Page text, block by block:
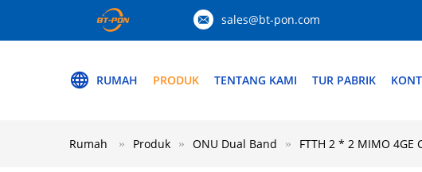
sales@bt-pon.com
RUMAH PRODUK TENTANG KAMI TUR PABRIK
Rumah Produk ONU Dual Band FTTH 2 * 2 MIMO 4GE